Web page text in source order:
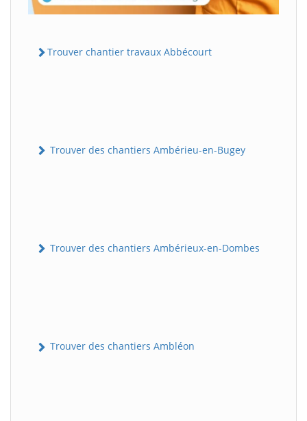
Trouver chantier travaux Abbécourt
Trouver des chantiers Ambérieu-en-Bugey
Trouver des chantiers Ambérieux-en-Dombes
Trouver des chantiers Ambléon